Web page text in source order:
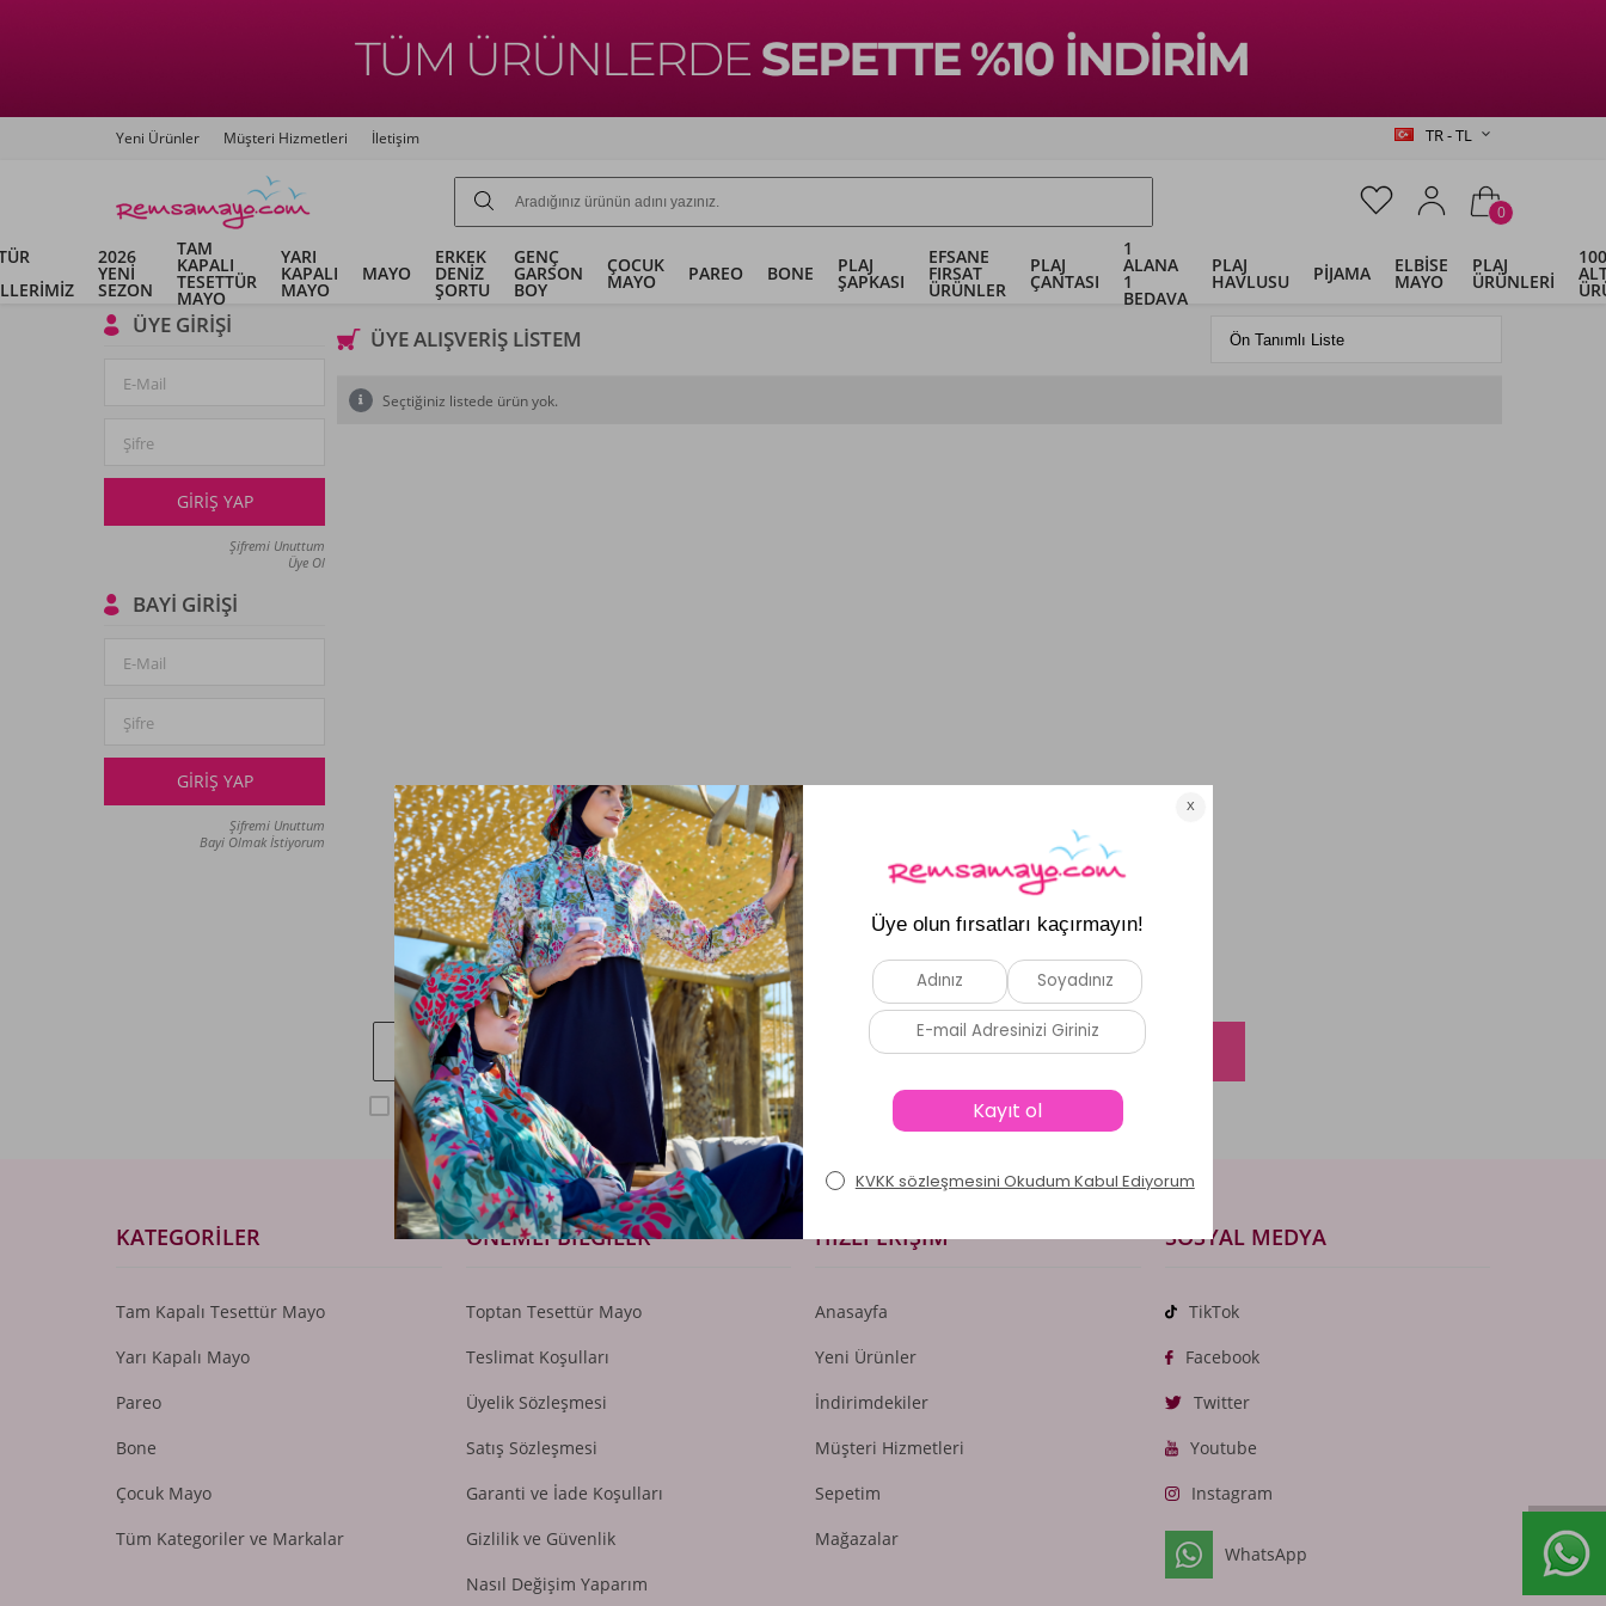
Yeni Ürünler Müşteri Hizmetleri İletişim TR - TL
0
2026
YENİ
SEZON
TAM
KAPALI
TESETTÜR
MAYO
YARI
KAPALI
MAYO
MAYO
ERKEK
DENİZ
ŞORTU
GENÇ
GARSON
BOY
ÇOCUK
MAYO PAREO BONE PLAJ
ŞAPKASI
EFSANE
FIRSAT
ÜRÜNLER
PLAJ
ÇANTASI
1
ALANA
1
BEDAVA
PLAJ
HAVLUSU PİJAMA ELBİSE
MAYO
PLAJ
ÜRÜNLERİ
ÜYE GIRIŞI
E-Mail
Şifre
GIRIŞ YAP
Şifremi Unuttum
Üye Ol
BAYI GIRIŞI
E-Mail
Şifre
GIRIŞ YAP
Şifremi Unuttum
Bayi Olmak İstiyorum
ÜYE ALIŞVERIŞ LISTEM
Seçtiğiniz listede ürün yok.
E-BÜLTEN ABONELİĞİ
Kampanya ve yeniliklerden haberdar olmak için e-bültenimize kayıt olun.
KVKK sözleşmesini Okudum, Kabul Ediyorum.
KATEGORILER
Tam Kapalı Tesettür Mayo
Yarı Kapalı Mayo
Pareo
Bone
Çocuk Mayo
Tüm Kategoriler ve Markalar
ÖNEMLI BILGILER
Toptan Tesettür Mayo
Teslimat Koşulları
Üyelik Sözleşmesi
Satış Sözleşmesi
Garanti ve İade Koşulları
Gizlilik ve Güvenlik
Nasıl Değişim Yaparım
HIZLI ERIŞIM
Anasayfa
Yeni Ürünler
İndirimdekiler
Müşteri Hizmetleri
Sepetim
Mağazalar
SOSYAL MEDYA
TikTok
Facebook
Twitter
Youtube
Instagram
WhatsApp